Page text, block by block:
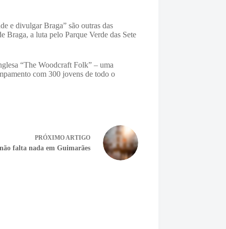
e divulgar Braga” são outras das
Braga, a luta pelo Parque Verde das Sete
“The Woodcraft Folk” – uma
com 300 jovens de todo o
PRÓXIMOARTIGO
falta nada em Guimarães